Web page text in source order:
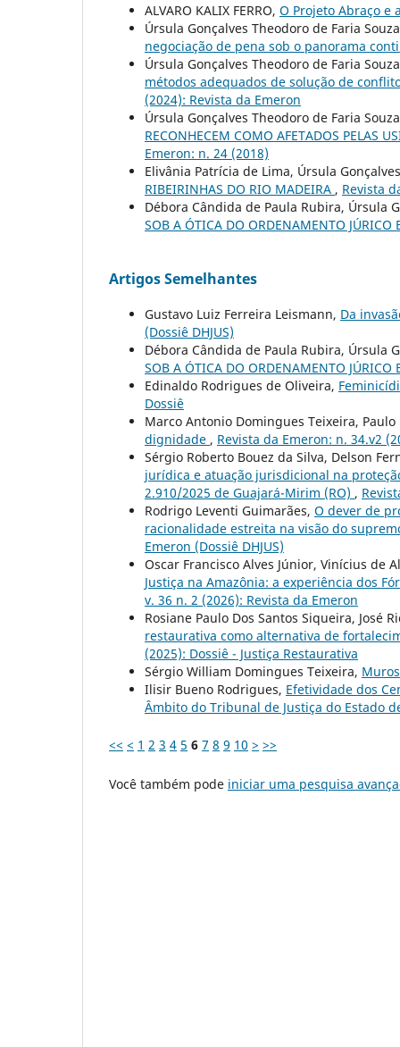
ALVARO KALIX FERRO, O Projeto Abraço e
Úrsula Gonçalves Theodoro de Faria
negociação de pena sob o panorama
Úrsula Gonçalves Theodoro de Faria
métodos adequados de solução de
(2024): Revista da Emeron
Úrsula Gonçalves Theodoro de Faria
RECONHECEM COMO AFETADOS PELAS
Emeron: n. 24 (2018)
Elivânia Patrícia de Lima, Úrsula
RIBEIRINHAS DO RIO MADEIRA , Revista
Débora Cândida de Paula Rubira, Úrsula
SOB A ÓTICA DO ORDENAMENTO JÚRICO
Artigos Semelhantes
Gustavo Luiz Ferreira Leismann, Da
(Dossiê DHJUS)
Débora Cândida de Paula Rubira, Úrsula
SOB A ÓTICA DO ORDENAMENTO JÚRICO
Edinaldo Rodrigues de Oliveira,
Dossiê
Marco Antonio Domingues Teixeira,
dignidade , Revista da Emeron: n. 34.v2
Sérgio Roberto Bouez da Silva, Delson
jurídica e atuação jurisdicional na
2.910/2025 de Guajará-Mirim (RO) ,
Rodrigo Leventi Guimarães, O dever de
racionalidade estreita na visão do
Emeron (Dossiê DHJUS)
Oscar Francisco Alves Júnior, Vinícius de
Justiça na Amazônia: a experiência dos
v. 36 n. 2 (2026): Revista da Emeron
Rosiane Paulo Dos Santos Siqueira, José
restaurativa como alternativa de
(2025): Dossiê - Justiça Restaurativa
Sérgio William Domingues Teixeira,
Ilisir Bueno Rodrigues, Efetividade dos
Âmbito do Tribunal de Justiça do Estado
<< < 1 2 3 4 5 6 7 8 9 10 > >>
Você também pode iniciar uma pesquisa